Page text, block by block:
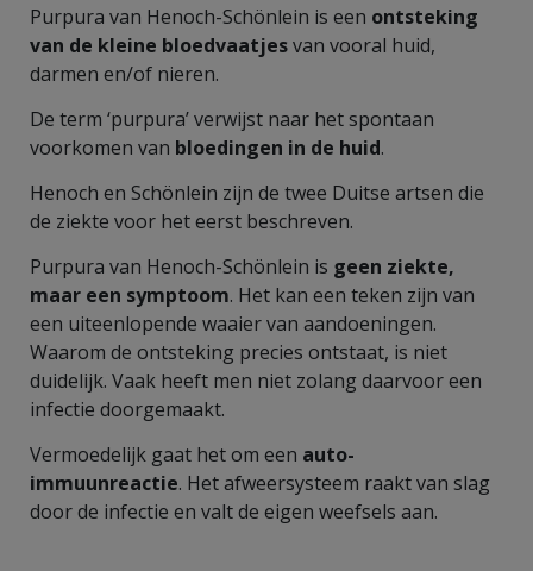
Purpura van Henoch-Schönlein is een ontsteking
van de kleine bloedvaatjesvan vooral huid,
darmen en/of nieren.
De term ‘purpura’ verwijst naar het spontaan
voorkomen van bloedingen in de huid.
Henoch en Schönlein zijn de twee Duitse artsen die
de ziekte voor het eerst beschreven.
Purpura van Henoch-Schönlein is geen ziekte,
maar een symptoom. Het kan een teken zijn van
een uiteenlopende waaier van aandoeningen.
Waarom de ontsteking precies ontstaat, is niet
duidelijk. Vaak heeft men niet zolang daarvoor een
infectie doorgemaakt.
Vermoedelijk gaat het om een auto-
immuunreactie. Het afweersysteem raakt van slag
door de infectie en valt de eigen weefsels aan.